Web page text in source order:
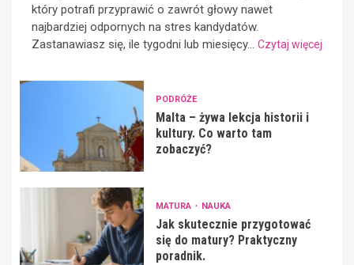
który potrafi przyprawić o zawrót głowy nawet
najbardziej odpornych na stres kandydatów.
Zastanawiasz się, ile tygodni lub miesięcy... Czytaj więcej
PODRÓŻE
Malta – żywa lekcja historii i
kultury. Co warto tam
zobaczyć?
MATURA NAUKA
Jak skutecznie przygotować
się do matury? Praktyczny
poradnik.